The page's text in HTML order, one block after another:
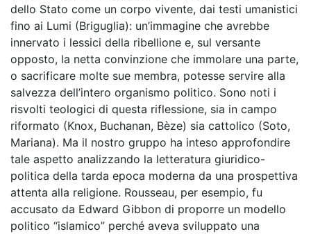
dello Stato come un corpo vivente, dai testi umanistici
fino ai Lumi (Briguglia): un’immagine che avrebbe
innervato i lessici della ribellione e, sul versante
opposto, la netta convinzione che immolare una parte,
o sacrificare molte sue membra, potesse servire alla
salvezza dell’intero organismo politico. Sono noti i
risvolti teologici di questa riflessione, sia in campo
riformato (Knox, Buchanan, Bèze) sia cattolico (Soto,
Mariana). Ma il nostro gruppo ha inteso approfondire
tale aspetto analizzando la letteratura giuridico-
politica della tarda epoca moderna da una prospettiva
attenta alla religione. Rousseau, per esempio, fu
accusato da Edward Gibbon di proporre un modello
politico “islamico” perché aveva sviluppato una